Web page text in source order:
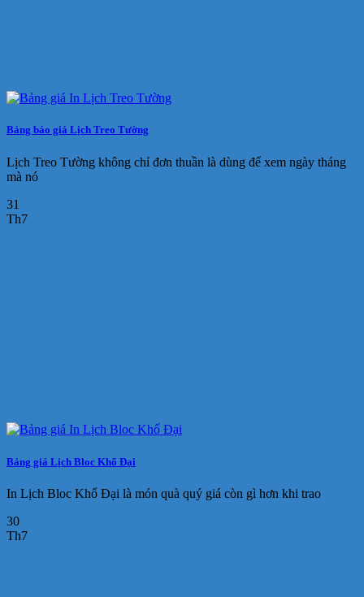
Bảng báo giá Lịch Treo Tường
Lịch Treo Tường không chỉ đơn thuần là dùng để xem ngày tháng
mà nó
31
Th7
Bảng giá Lịch Bloc Khổ Đại
In Lịch Bloc Khổ Đại là món quà quý giá còn gì hơn khi trao
30
Th7